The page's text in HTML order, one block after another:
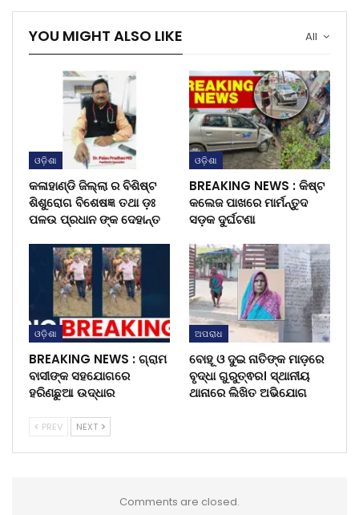
All
YOU MIGHT ALSO LIKE
ଓଡ଼ିଶା
କଳାହାଣ୍ଡି ଜିଲ୍ଲା ର ବିଶିଷ୍ଟ
ଶିଶୁରୋଗ ବିଶେଷଜ୍ଞ ତଥା ଡ଼ଃ
ପଳଉ ପ୍ରଧାନ ଙ୍କ ଦେହାନ୍ତ
ଓଡ଼ିଶା
BREAKING NEWS : କିଷ୍ଟ
କଲେଜ ପାଖରେ ମାର୍ମନ୍ତୁଦ
ସଡ଼କ ଦୁର୍ଘଟଣା
ଓଡ଼ିଶା
BREAKING NEWS : ଗ୍ରାମ
ବାସୀଙ୍କ ସହଯୋଗରେ
ହରିଣଛୁଆ ଉଦ୍ଧାର
ଅପରାଧ
ବୋହୂ ଓ ଦୁଇ ନାତିଙ୍କ ମାଡ଼ରେ
ବୃଦ୍ଧା ଗୁରୁତ୍ଵର। ସ୍ଥାନୀୟ
ଥାନାରେ ଲିଖିତ ଅଭିଯୋଗ
PREV NEXT
Comments are closed.